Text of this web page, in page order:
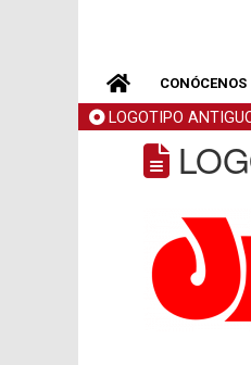
CONÓCENOS
LOGOTIPO